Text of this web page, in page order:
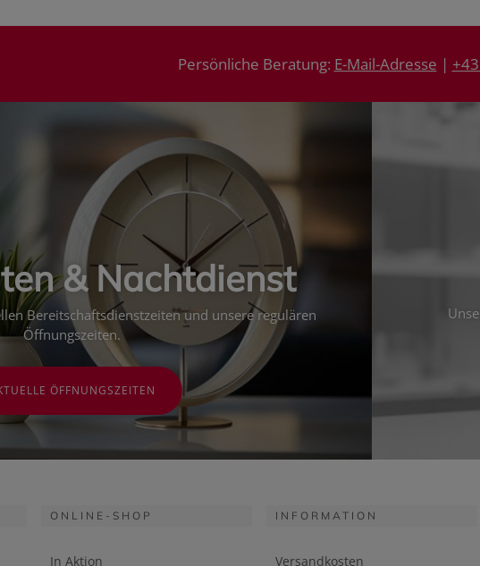
Persönliche Beratung: E-Mail-Adresse |
& Nachtdienst
Bereitschaftsdienstzeiten und unsere regulären
Öffnungszeiten.
ÖFFNUNGSZEITEN
ONLINE-SHOP
In Aktion
INFORMATION
Versandkosten